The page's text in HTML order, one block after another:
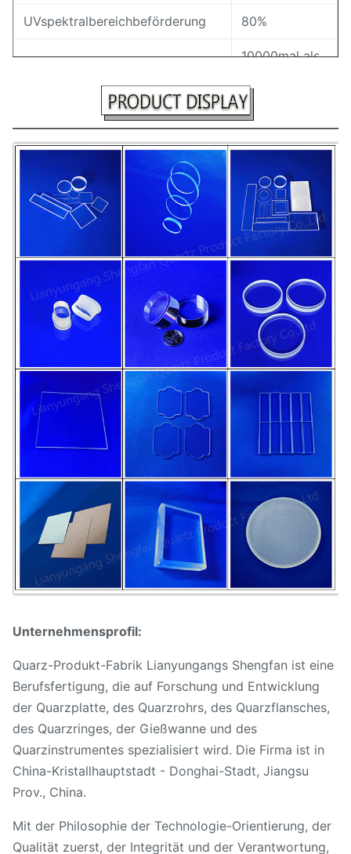
UVspektralbereichbeförderung 80%
10000mal als
Ausglühenpunkt 1180℃
Erweichungspunkt 1630℃
Belastungspunkt
1100℃
Unternehmensprofil:
Quarz-Produkt-Fabrik Lianyungangs Shengfan ist eine
Berufsfertigung, die auf Forschung und Entwicklung
der Quarzplatte, des Quarzrohrs, des Quarzflansches,
des Quarzringes, der Gießwanne und des
Quarzinstrumentes spezialisiert wird. Die Firma ist in
China-Kristallhauptstadt - Donghai-Stadt, Jiangsu
Prov., China.
Mit der Philosophie der Technologie-Orientierung, der
Qualität zuerst, der Integrität und der Verantwortung,